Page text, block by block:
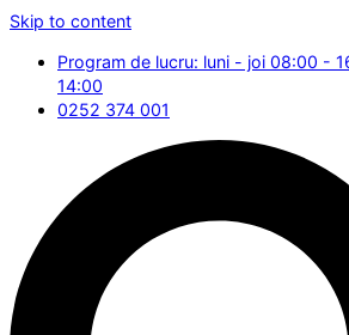
Skip to content
Program de lucru: luni - joi 08:00 -
14:00
0252 374 001